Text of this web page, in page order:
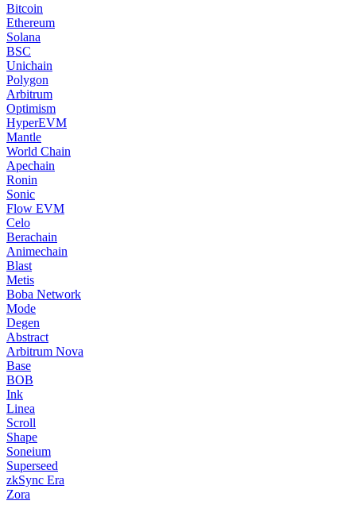
Bitcoin
Ethereum
Solana
BSC
Unichain
Polygon
Arbitrum
Optimism
HyperEVM
Mantle
World Chain
Apechain
Ronin
Sonic
Flow EVM
Celo
Berachain
Animechain
Blast
Metis
Boba Network
Mode
Degen
Abstract
Arbitrum Nova
Base
BOB
Ink
Linea
Scroll
Shape
Soneium
Superseed
zkSync Era
Zora